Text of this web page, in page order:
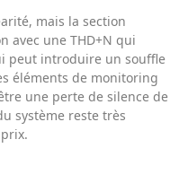
mais la section
avec une THD+N qui
peut introduire un souffle
éléments de monitoring
une perte de silence de
système reste très